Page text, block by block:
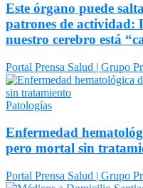
Este órgano puede
patrones de actividad:
nuestro cerebro está
Portal Prensa Salud | Grupo
Patologías
Enfermedad
pero mortal sin
Portal Prensa Salud | Grupo